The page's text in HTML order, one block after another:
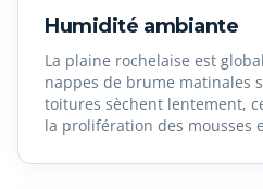
Humidité ambiante
La plaine rochelaise est
nappes de brume matinales
toitures sèchent lentement,
la prolifération des mousses